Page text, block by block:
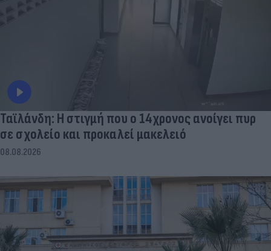
Ταϊλάνδη: Η στιγμή που ο 14χρονος ανοίγει πυρ
σε σχολείο και προκαλεί μακελειό
08.08.2026